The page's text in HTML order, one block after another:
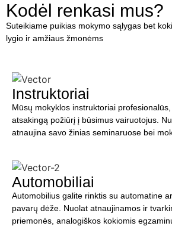
Kodėl renkasi mus?
Suteikiame puikias mokymo sąlygas bet
lygio ir amžiaus žmonėms
Instruktoriai
Mūsų mokyklos instruktoriai
atsakingą požiūrį į būsimus vairuotojus.
atnaujina savo žinias seminaruose bei
Automobiliai
Automobilius galite rinktis su automatine
pavarų dėže. Nuolat atnaujinamos ir
priemonės, analogiškos kokiomis